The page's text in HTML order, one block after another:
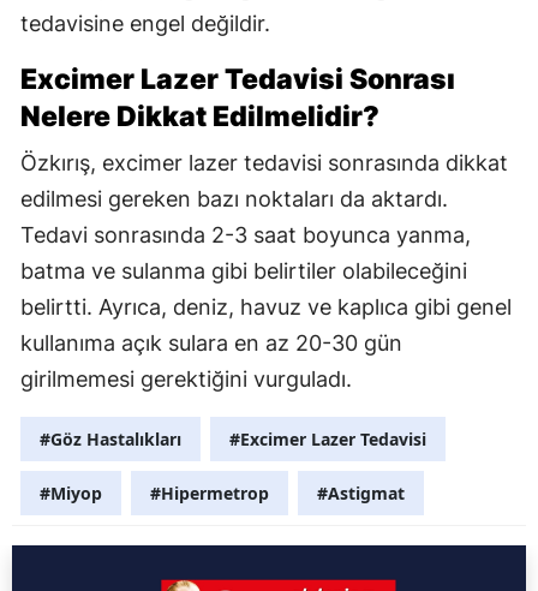
tedavisine engel değildir.
Excimer Lazer Tedavisi Sonrası
Nelere Dikkat Edilmelidir?
Özkırış, excimer lazer tedavisi sonrasında dikkat
edilmesi gereken bazı noktaları da aktardı.
Tedavi sonrasında 2-3 saat boyunca yanma,
batma ve sulanma gibi belirtiler olabileceğini
belirtti. Ayrıca, deniz, havuz ve kaplıca gibi genel
kullanıma açık sulara en az 20-30 gün
girilmemesi gerektiğini vurguladı.
#Göz Hastalıkları #Excimer Lazer Tedavisi
#Miyop #Hipermetrop #Astigmat